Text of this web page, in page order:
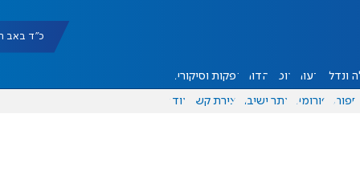
כ"ד באב תשפ"ו
ונדל"ן דעות אוכל יהדות הפקות וסיקורים
ספורט פורומים אתר ישיבה יצירת קשר עוד